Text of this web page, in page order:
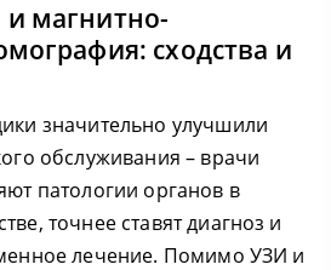
магнитно-
сходства и
значительно улучшили
обслуживания – врачи
патологии органов в
точнее ставят диагноз и
лечение. Помимо УЗИ и